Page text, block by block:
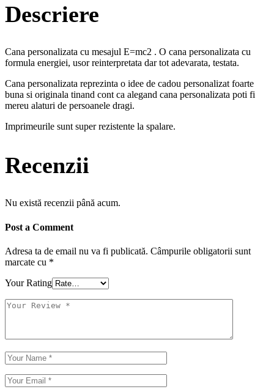
Descriere
Cana personalizata cu mesajul E=mc2 . O cana personalizata cu
formula energiei, usor reinterpretata dar tot adevarata, testata.
Cana personalizata reprezinta o idee de cadou personalizat foarte
buna si originala tinand cont ca alegand cana personalizata poti fi
mereu alaturi de persoanele dragi.
Imprimeurile sunt super rezistente la spalare.
Recenzii
Nu există recenzii până acum.
Post a Comment
Adresa ta de email nu va fi publicată. Câmpurile obligatorii sunt
marcate cu *
Your Rating